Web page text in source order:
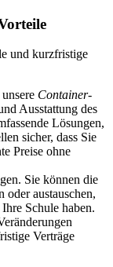
und kurzfristige
Container-
Ausstattung des
Lösungen,
sicher, dass Sie
Preise ohne
Sie können die
oder austauschen,
Schule haben.
Verträge